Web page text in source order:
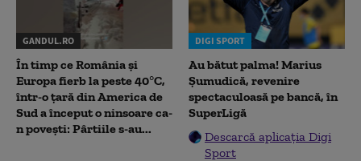
GANDUL.RO
În timp ce România și
Europa fierb la peste 40°C,
într-o țară din America de
Sud a început o ninsoare ca-
n povești: Pârtiile s-au...
DIGI SPORT
Au bătut palma! Marius
Șumudică, revenire
spectaculoasă pe bancă, în
SuperLigă
Descarcă aplicația Digi
Sport